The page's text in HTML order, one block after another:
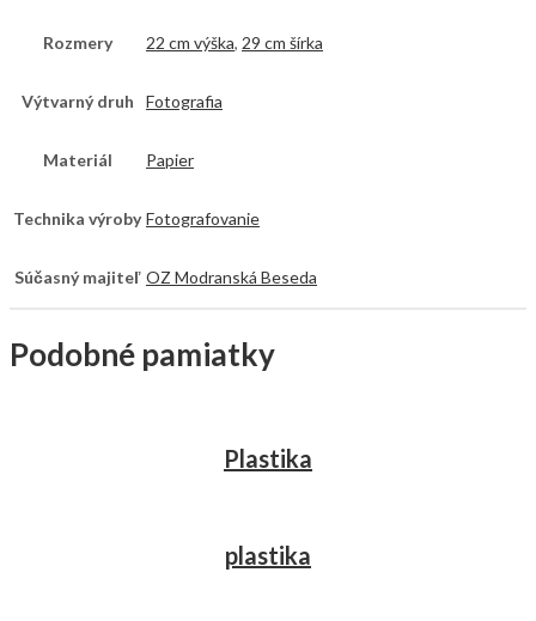
Rozmery 22 cm výška, 29 cm šírka
Výtvarný druh Fotografia
Materiál Papier
Technika výroby Fotografovanie
Súčasný majiteľ OZ Modranská Beseda
Podobné pamiatky
Plastika
plastika